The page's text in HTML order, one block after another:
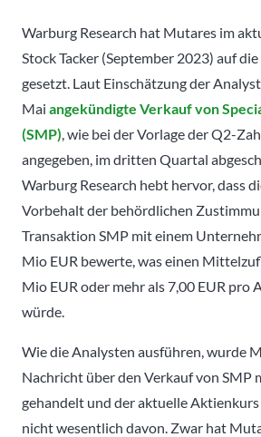
Warburg Research hat Mutares im
Stock Tacker (September 2023) auf
gesetzt. Laut Einschätzung der
Mai angekündigte Verkauf von
(SMP), wie bei der Vorlage der Q2-
angegeben, im dritten Quartal
Warburg Research hebt hervor, dass
Vorbehalt der behördlichen
Transaktion SMP mit einem
Mio EUR bewerte, was einen
Mio EUR oder mehr als 7,00 EUR pro
würde.
Wie die Analysten ausführen, wurde
Nachricht über den Verkauf von SMP
gehandelt und der aktuelle
nicht wesentlich davon. Zwar hat